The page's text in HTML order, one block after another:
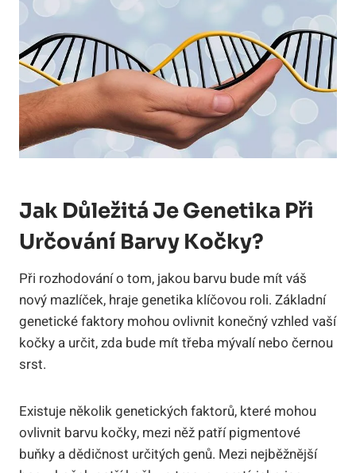
Jak Důležitá Je Genetika Při
Určování Barvy Kočky?
Při rozhodování o tom, jakou barvu bude mít váš
nový mazlíček, hraje genetika klíčovou roli. Základní
genetické faktory mohou ovlivnit konečný vzhled vaší
kočky a určit, zda bude mít třeba mývalí nebo černou
srst.
Existuje několik genetických faktorů, které mohou
ovlivnit barvu kočky, mezi něž patří pigmentové
buňky a dědičnost určitých genů. Mezi nejběžnější